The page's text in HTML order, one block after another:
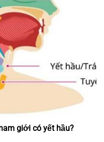
giới có yết hầu?